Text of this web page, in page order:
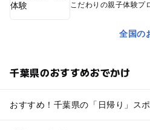
こだわりの親子体験プ
全国の
千葉県のおすすめおでかけ
おすすめ！千葉県の「日帰り」ス